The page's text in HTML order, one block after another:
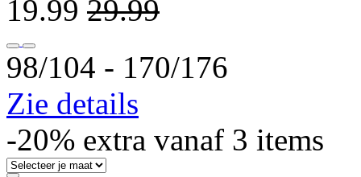
19.99 29.99
98/104 ‐ 170/176
Zie details
-20% extra vanaf 3 items